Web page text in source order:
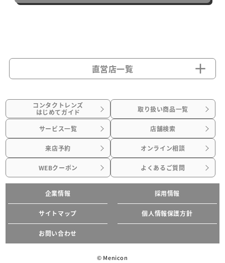
直営店一覧
コンタクトレンズ
はじめてガイド 取り扱い商品一覧
サービス一覧 店舗検索
来店予約 オンライン相談
WEBクーポン よくあるご質問
企業情報 採用情報
サイトマップ 個人情報保護方針
お問い合わせ
© Menicon